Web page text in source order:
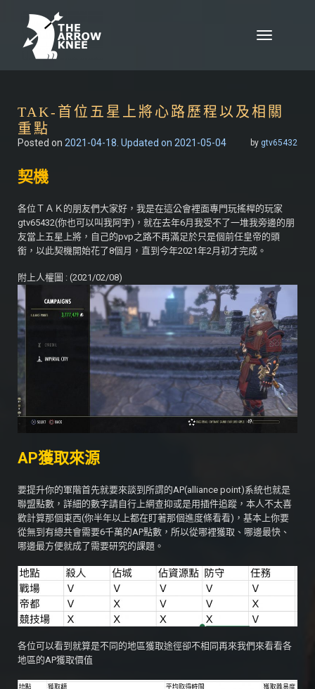
Skip to content
Toggle
TAK-首位五星上將心路歷程以及相關
重點
Posted on 2021-04-18 . Updated on 2021-05-04 by gtv65432
契機
各位ＴＡＫ的朋友們大家好，我是在這公會裡面專門玩搖桿的玩家
gtv65432(你也可以叫我阿宇)，就在去年6月我受不了一堆我旁邊的朋
友當上五星上將，自己的pvp之路不再滿足於只是個前任皇帝的頭
銜，以此契機開始花了8個月，直到今年2021年2月初才完成。
附上人權圖 : (2021/02/08)
AP獲取來源
要提升你的軍階首先就要來談到所謂的AP(alliance point)系統也就是
聯盟點數，詳細的數字請自行上網查抑或是用插件追蹤，本人不太喜
歡計算那個東西(你半年以上都在盯著那個進度條看看)，基本上你要
從無到有總共會需要6千萬的AP點數，所以從哪裡獲取、哪邊最快、
哪邊最方便就成了需要研究的課題。
各位可以看到就算是不同的地區獲取途徑卻不相同再來我們來看看各
地區的AP獲取價值